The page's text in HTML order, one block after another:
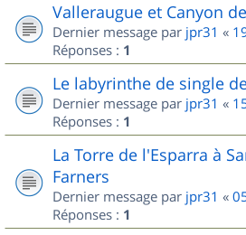
Valleraugue et Canyon
Dernier message par jpr31 «
Réponses : 1
Le labyrinthe de single
Dernier message par jpr31 «
Réponses : 1
La Torre de l'Esparra à
Farners
Dernier message par jpr31 «
Réponses : 1